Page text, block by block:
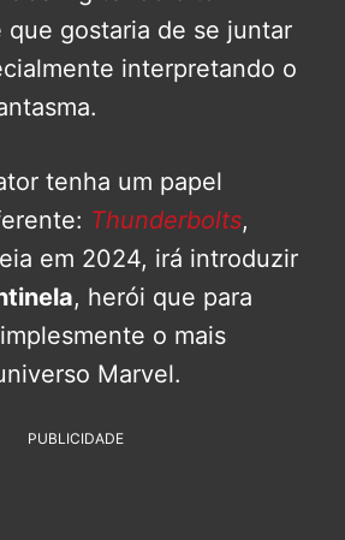
que gostaria de se juntar
interpretando o
tenha um papel
Thunderbolts,
em 2024, irá introduzir
, herói que para
o mais
Marvel.
PUBLICIDADE